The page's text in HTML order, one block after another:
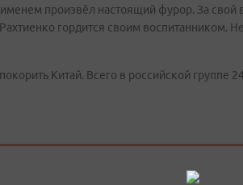
произвёл настоящий фурор. За свой
гордится своим воспитанником.
Китай. Всего в российской группе 24